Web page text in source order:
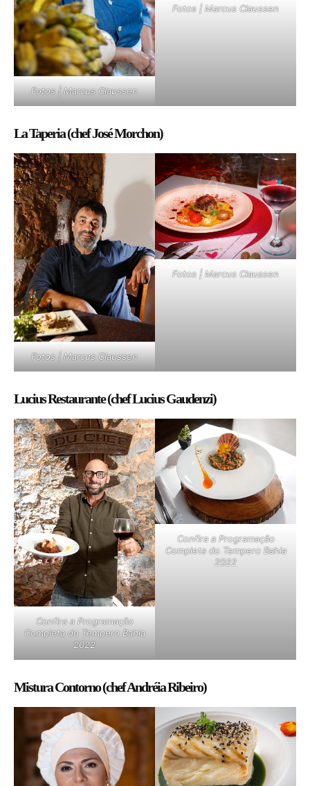
Fotos | Marcus Claussen
Fotos | Marcus Claussen
La Taperia (chef José Morchon)
Fotos | Marcus Claussen
Fotos | Marcus Claussen
Lucius Restaurante (chef Lucius Gaudenzi)
Confira a Programação
Completa do Tempero Bahia
2022
Confira a Programação
Completa do Tempero Bahia
2022
Mistura Contorno (chef Andréia Ribeiro)